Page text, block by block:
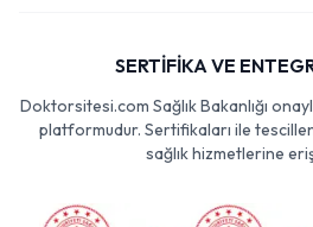
SERTİFİKA VE
Doktorsitesi.com Sağlık Bakanlığı
platformudur. Sertifikaları ile
sağlık hizmetlerine